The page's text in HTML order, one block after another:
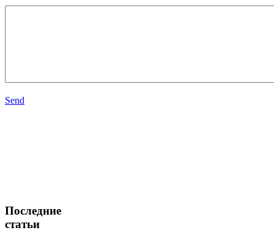
Send
Последние
статьи